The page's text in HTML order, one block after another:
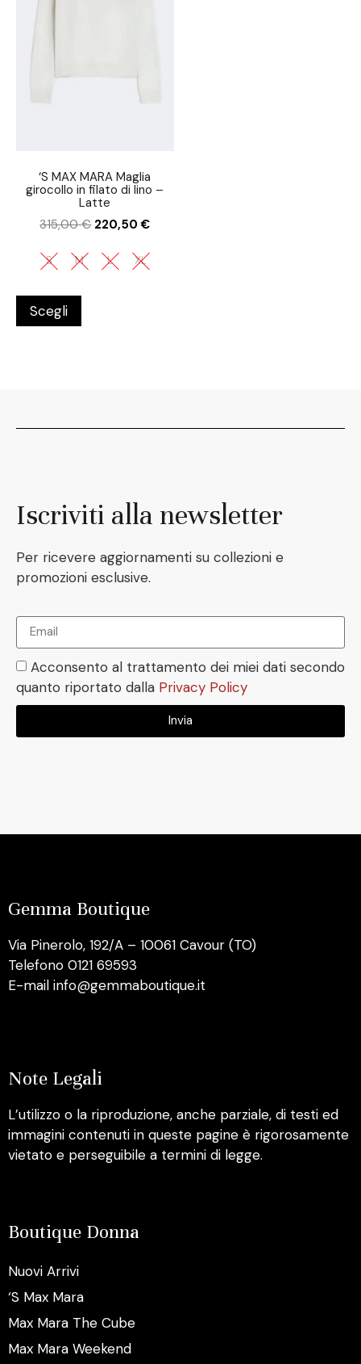
‘S MAX MARA Maglia
girocollo in filato di lino –
Latte
315,00€ 220,50€
S M L XL
Scegli
Iscriviti alla newsletter
Per ricevere aggiornamenti su collezioni e
promozioni esclusive.
Acconsento al trattamento dei miei dati secondo
quanto riportato dalla Privacy Policy
Invia
Gemma Boutique
Via Pinerolo, 192/A – 10061 Cavour (TO)
Telefono 0121 69593
E-mail info@gemmaboutique.it
Note Legali
L’utilizzo o la riproduzione, anche parziale, di testi ed
immagini contenuti in queste pagine è rigorosamente
vietato e perseguibile a termini di legge.
Boutique Donna
Nuovi Arrivi
‘S Max Mara
Max Mara The Cube
Max Mara Weekend